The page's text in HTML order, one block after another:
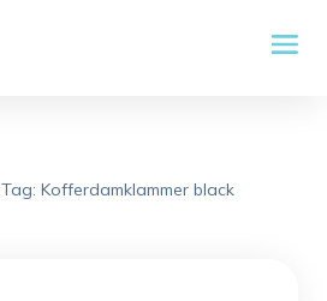
Tag: Kofferdamklammer black